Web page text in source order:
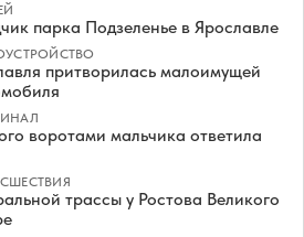
парка Подзеленье в Ярославле
притворилась малоимущей
воротами мальчика ответила
трассы у Ростова Великого